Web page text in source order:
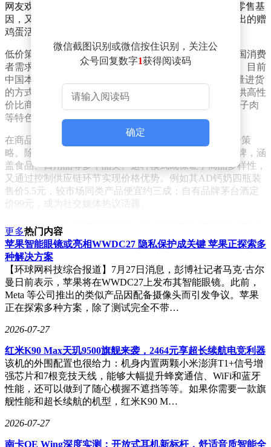
网友戏称其为"留德海归版永辉超市"，因其既保留德国零售基
因，又深度融入中国消费场景。例如无锡新店开业时推出的赠
鸡蛋活动，就展现了品牌对本土市场的精准把握。
低价策略是奥乐齐的核心竞争力之一。通过深度挖掘中国消费
者需求，该品牌构建了以本土供应商为主的供应链体系。目前
中国本土供应商占比已超80%，直接从产地采购和大批量进货
的方式有效压缩了成本。这种模式使奥乐齐能够持续提供高性
价比商品，例如6.9元的羌饼、9.9元的蛋饼和36.9元的缸子肉
等特色产品。
在商品结构上，奥乐齐采取"经典品牌+自有品牌"的组合策
略。除可口可乐等国际品牌外，店内大量商品为自有品牌，涵
盖食品、日用品等多个品类。这种模式既保证了商品多样性，
又通过控制供应链环节实现价格优势。例如其AD钙奶四瓶装
售价5.5元，较市场同类产品便宜约三成；自有品牌茅台酒定
价99元，成为社交媒体热议话题。
面对中国零售市场的激烈竞争，奥乐齐展现出超越本土的创新
能力。从产品开发到营销活动，品牌持续探索符合中国消费者
偏好的经营方式。这种将德国零售经验与中国市场特性相结合
的转型路径，为行业提供了新的发展思路，其"物超所值"的核
心理念正获得越来越多消费者的认可。
微信截图识别或微信按住识别，关注公
众号回复数字1获得阅读码
确定
更多热门内容
苹果智能眼镜或亮相WWDC27 隐私保护成关键 苹果正探索多
种解决方案
【环球网科技综合报道】7月27日消息，彭博社记者马克·古尔
曼日前表示，苹果将在WWDC27上发布其智能眼镜。此前，
Meta 等公司推出的类似产品因配备摄像头而引发争议。苹果
正在探索多种方案，除了测试完全不带…
2026-07-27
红米K90 Max天玑9500旗舰来袭，2464元享超长续航电竞利器
该机的外围配置也很给力：机身内置两颗小米澎湃T1+信号增
强芯片和7根竞技天线，能够大幅提升蜂窝通信、WiFi和蓝牙
性能，还可以做到了随心横握不遮挡等等。如果你需要一款旗
舰性能和超长续航的机型，红米K90 M…
2026-07-27
南卡OE Wing深度实测：开放式耳机新标杆，舒适音质智能全